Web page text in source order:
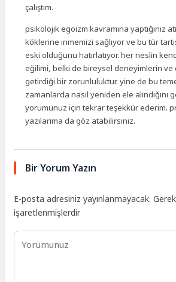
çalıştım.
psikolojik egoizm kavramına yaptığınız
köklerine inmemizi sağlıyor ve bu tür
eski olduğunu hatırlatıyor. her neslin
eğilimi, belki de bireysel deneyimlerin ve
getirdiği bir zorunluluktur. yine de bu
zamanlarda nasıl yeniden ele alındığını
yorumunuz için tekrar teşekkür ederim.
yazılarıma da göz atabilirsiniz.
Bir Yorum Yazın
E-posta adresiniz yayınlanmayacak.
işaretlenmişlerdir